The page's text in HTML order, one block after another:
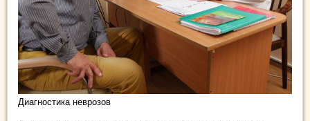
Диагностика неврозов